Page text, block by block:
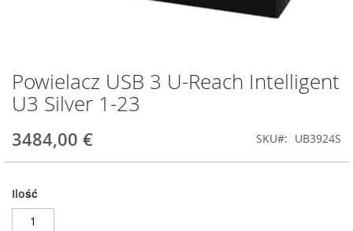
Powielacz USB 3 U-Reach Intelligent
U3 Silver 1-23
3484,00 € SKU UB3924S
Ilość
Przejdź
na
początek